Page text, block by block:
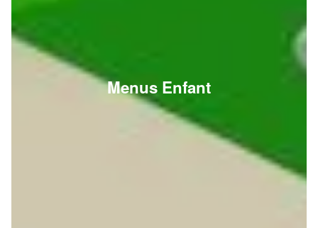
Menus Enfant